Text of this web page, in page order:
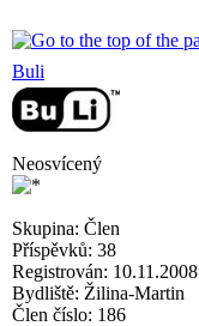
Buli
Neosvícený
Skupina: Člen
Příspěvků: 38
Registrován: 10.11.2008
Bydliště: Žilina-Martin
Člen číslo: 186